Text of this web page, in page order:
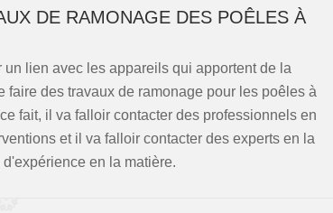
DE RAMONAGE DES POÊLES À
lien avec les appareils qui apportent de la
des travaux de ramonage pour les poêles à
fait, il va falloir contacter des professionnels en
et il va falloir contacter des experts en la
en la matière.